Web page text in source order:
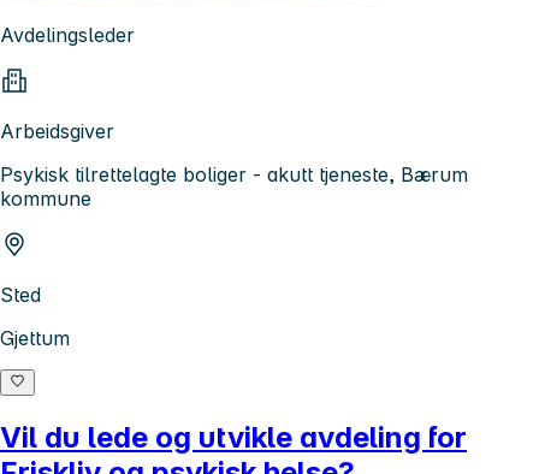
Avdelingsleder
Arbeidsgiver
Psykisk tilrettelagte boliger - akutt tjeneste, Bærum
kommune
Sted
Gjettum
Vil du lede og utvikle avdeling for